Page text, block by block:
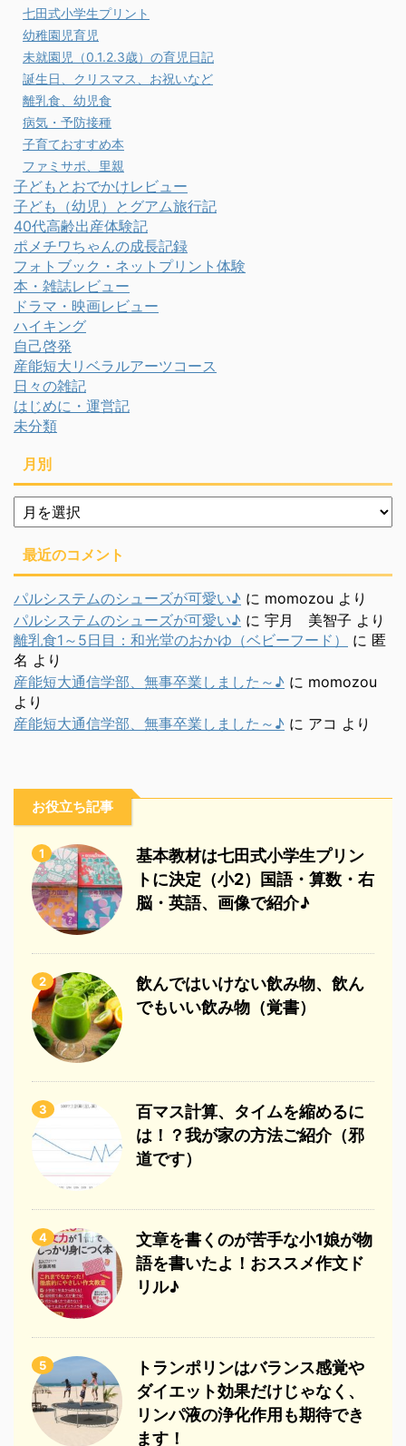
七田式小学生プリント
幼稚園児育児
未就園児（0.1.2.3歳）の育児日記
誕生日、クリスマス、お祝いなど
離乳食、幼児食
病気・予防接種
子育ておすすめ本
ファミサポ、里親
子どもとおでかけレビュー
子ども（幼児）とグアム旅行記
40代高齢出産体験記
ポメチワちゃんの成長記録
フォトブック・ネットプリント体験
本・雑誌レビュー
ドラマ・映画レビュー
ハイキング
自己啓発
産能短大リベラルアーツコース
日々の雑記
はじめに・運営記
未分類
月別
月
別
最近のコメント
パルシステムのシューズが可愛い♪ に momozou より
パルシステムのシューズが可愛い♪ に 宇月 美智子 より
離乳食1～5日目：和光堂のおかゆ（ベビーフード）
に 匿
名 より
産能短大通信学部、無事卒業しました～♪ に momozou
より
産能短大通信学部、無事卒業しました～♪ に アコ より
お役立ち記事
1
基本教材は七田式小学生プリン
トに決定（小2）国語・算数・右
脳・英語、画像で紹介♪
2
飲んではいけない飲み物、飲ん
でもいい飲み物（覚書）
3
百マス計算、タイムを縮めるに
は！？我が家の方法ご紹介（邪
道です）
4
文章を書くのが苦手な小1娘が物
語を書いたよ！おススメ作文ド
リル♪
5
トランポリンはバランス感覚や
ダイエット効果だけじゃなく、
リンパ液の浄化作用も期待でき
ます！